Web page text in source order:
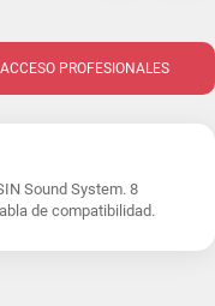
ACCESO PROFESIONALES
Sound System. 8
de compatibilidad.